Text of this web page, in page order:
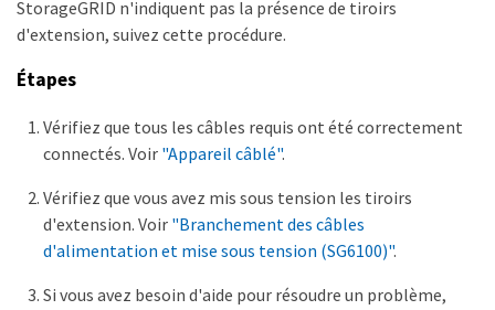
StorageGRID n'indiquent pas la présence de tiroirs
d'extension, suivez cette procédure.
Étapes
Vérifiez que tous les câbles requis ont été correctement
connectés. Voir "Appareil câblé".
Vérifiez que vous avez mis sous tension les tiroirs
d'extension. Voir "Branchement des câbles
d'alimentation et mise sous tension (SG6100)".
Si vous avez besoin d'aide pour résoudre un problème,